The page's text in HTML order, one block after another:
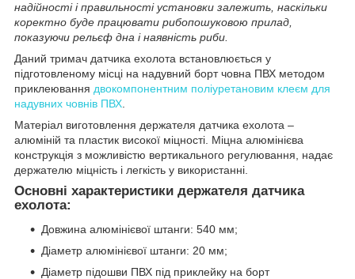
надійності і правильності установки залежить, наскільки
коректно буде працювати рибопошуковою прилад,
показуючи рельєф дна і наявність риби.
Даний тримач датчика ехолота встановлюється у
підготовленому місці на надувний борт човна ПВХ методом
приклеювання двокомпонентним поліуретановим клеєм для
надувних човнів ПВХ.
Матеріал виготовлення держателя датчика ехолота –
алюміній та пластик високої міцності. Міцна алюмінієва
конструкція з можливістю вертикального регулювання, надає
держателю міцність і легкість у використанні.
Основні характеристики держателя датчика
ехолота:
Довжина алюмінієвої штанги: 540 мм;
Діаметр алюмінієвої штанги: 20 мм;
Діаметр підошви ПВХ під приклейку на борт